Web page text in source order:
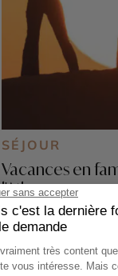
SÉJOUR
Vacances en
l'Atlas
8 jours - À
Marrakech -
l’Ourika - Jardin
Ouirgane